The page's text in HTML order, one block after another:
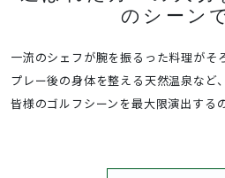
のシーン
一流のシェフが腕を振るった料理がそ
プレー後の身体を整える天然温泉など、
皆様のゴルフシーンを最大限演出する